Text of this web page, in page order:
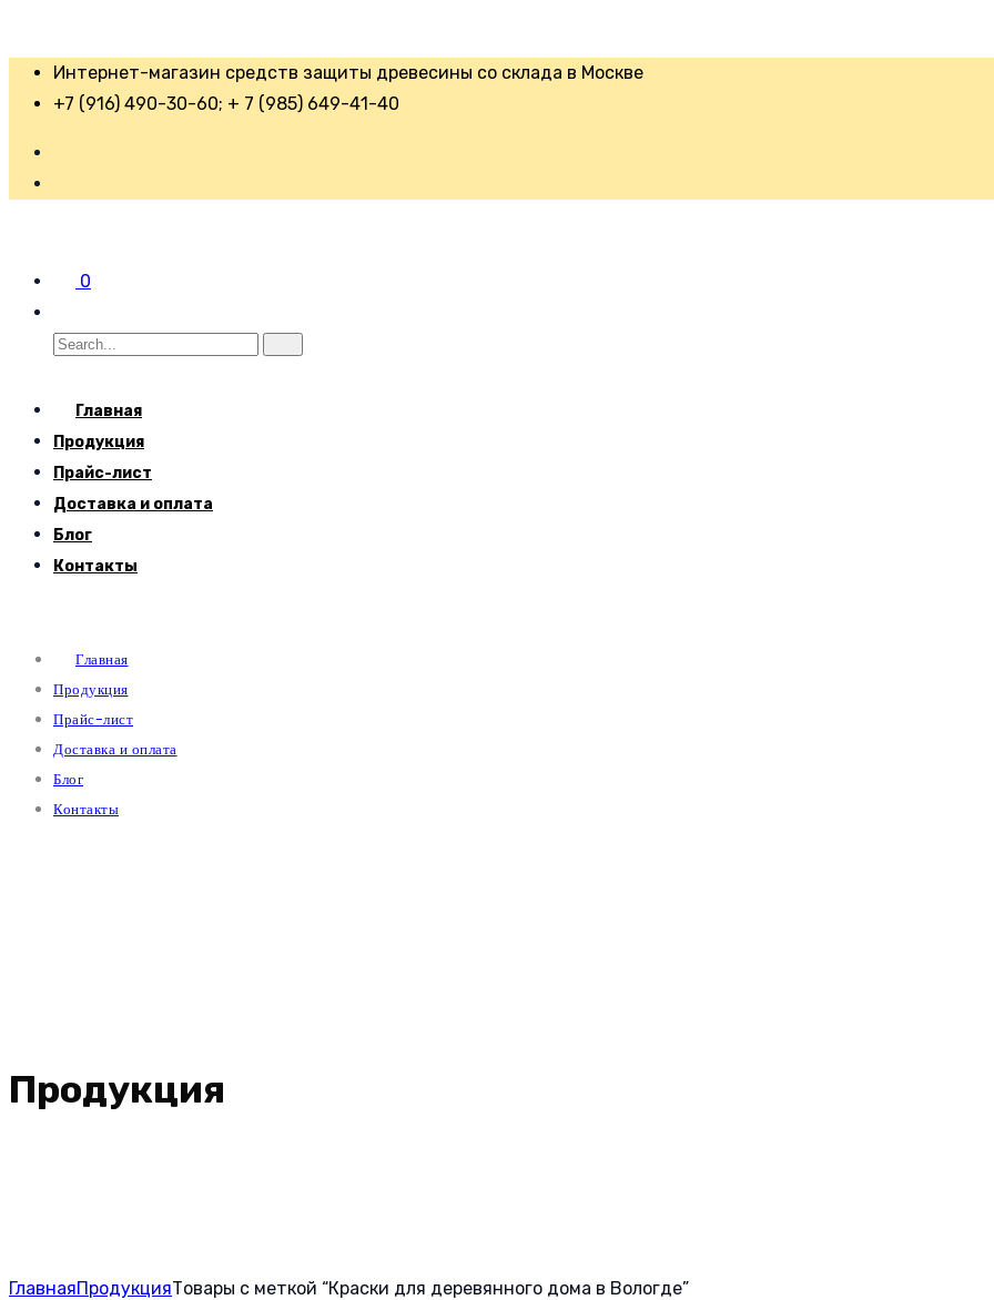
Интернет-магазин средств защиты древесины со склада в Москве
+7 (916) 490-30-60; + 7 (985) 649-41-40
0
Главная
Продукция
Прайс-лист
Доставка и оплата
Блог
Контакты
Главная
Продукция
Прайс-лист
Доставка и оплата
Блог
Контакты
Продукция
ГлавнаяПродукцияТовары с меткой “Краски для деревянного дома в Вологде”